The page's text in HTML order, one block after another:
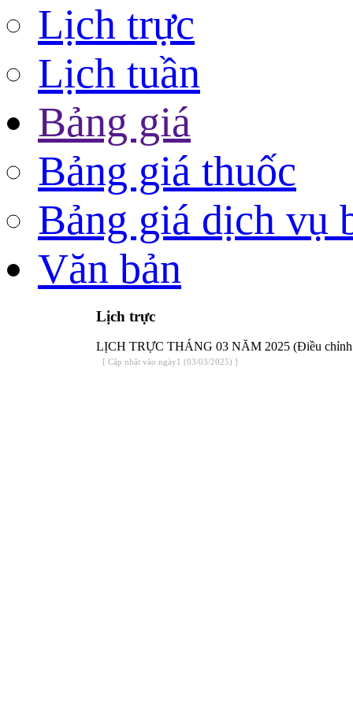
Lịch trực
Lịch tuần
Bảng giá
Bảng giá thuốc
Bảng giá dịch vụ
Văn bản
Lịch trực
LỊCH TRỰC THÁNG 03 NĂM 2025 (Điều chỉnh
[ Cập nhật vào ngày1 (03/03/2025) ]